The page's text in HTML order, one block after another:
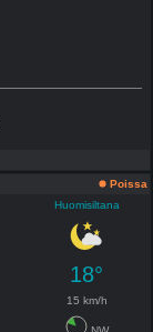
Poissa
Huomisiltana
18°
15 km/h